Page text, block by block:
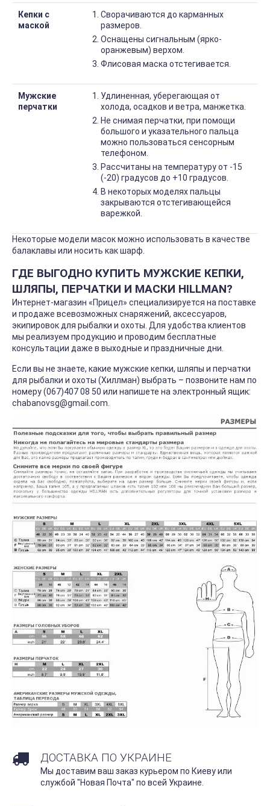
Кепки с
маской
Сворачиваются до карманных
размеров.
Оснащены сигнальным (ярко-
оранжевым) верхом.
Флисовая маска отстегивается.
Мужские
перчатки
Удлиненная, уберегающая от
холода, осадков и ветра, манжетка.
Не снимая перчатки, при помощи
большого и указательного пальца
можно пользоваться сенсорным
телефоном.
Рассчитаны на температуру от -15
(-20) градусов до +10 градусов.
В некоторых моделях пальцы
закрываются отстегивающейся
варежкой.
Некоторые модели масок можно использовать в качестве
балаклавы или носить как шарф.
ГДЕ ВЫГОДНО КУПИТЬ МУЖСКИЕ КЕПКИ,
ШЛЯПЫ, ПЕРЧАТКИ И МАСКИ HILLMAN?
Интернет-магазин «Прицел» специализируется на поставке
и продаже всевозможных снаряжений, аксессуаров,
экипировок для рыбалки и охоты. Для удобства клиентов
мы реализуем продукцию и проводим бесплатные
консультации даже в выходные и праздничные дни.
Если вы не знаете, какие мужские кепки, шляпы и перчатки
для рыбалки и охоты (Хиллман) выбрать – позвоните нам по
номеру (067)407 08 50 или напишете на электронный ящик:
chabanovsg@gmail.com
ДОСТАВКА ПО УКРАИНЕ
Мы доставим ваш заказ курьером по Киеву или
службой "Новая Почта" по всей Украине.